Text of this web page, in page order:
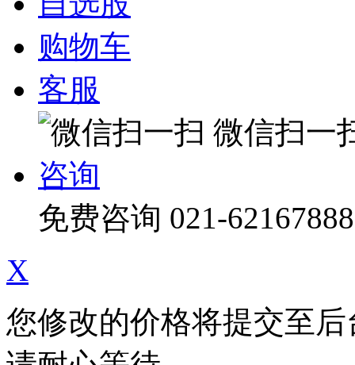
购物车
客服
微信扫一
咨询
免费咨询 021-62167888
X
您修改的价格将提交至